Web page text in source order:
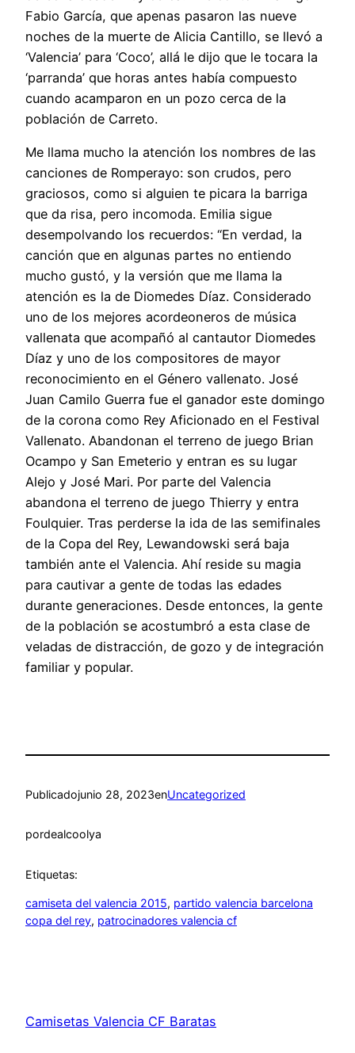
Fabio García, que apenas pasaron las nueve
noches de la muerte de Alicia Cantillo, se llevó a
‘Valencia’ para ‘Coco’, allá le dijo que le tocara la
‘parranda’ que horas antes había compuesto
cuando acamparon en un pozo cerca de la
población de Carreto.
Me llama mucho la atención los nombres de las
canciones de Romperayo: son crudos, pero
graciosos, como si alguien te picara la barriga
que da risa, pero incomoda. Emilia sigue
desempolvando los recuerdos: “En verdad, la
canción que en algunas partes no entiendo
mucho gustó, y la versión que me llama la
atención es la de Diomedes Díaz. Considerado
uno de los mejores acordeoneros de música
vallenata que acompañó al cantautor Diomedes
Díaz y uno de los compositores de mayor
reconocimiento en el Género vallenato. José
Juan Camilo Guerra fue el ganador este domingo
de la corona como Rey Aficionado en el Festival
Vallenato. Abandonan el terreno de juego Brian
Ocampo y San Emeterio y entran es su lugar
Alejo y José Mari. Por parte del Valencia
abandona el terreno de juego Thierry y entra
Foulquier. Tras perderse la ida de las semifinales
de la Copa del Rey, Lewandowski será baja
también ante el Valencia. Ahí reside su magia
para cautivar a gente de todas las edades
durante generaciones. Desde entonces, la gente
de la población se acostumbró a esta clase de
veladas de distracción, de gozo y de integración
familiar y popular.
Publicadojunio 28, 2023enUncategorized
pordealcoolya
Etiquetas:
camiseta del valencia 2015, partido valencia barcelona
copa del rey, patrocinadores valencia cf
Camisetas Valencia CF Baratas